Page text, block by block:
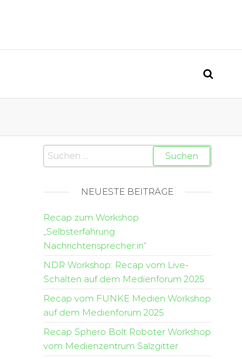
NEUESTE BEITRÄGE
Recap zum Workshop
„Selbsterfahrung
Nachrichtensprecher:in“
NDR Workshop: Recap vom Live-
Schalten auf dem Medienforum 2025
Recap vom FUNKE Medien Workshop
auf dem Medienforum 2025
Recap Sphero Bolt Roboter Workshop
vom Medienzentrum Salzgitter